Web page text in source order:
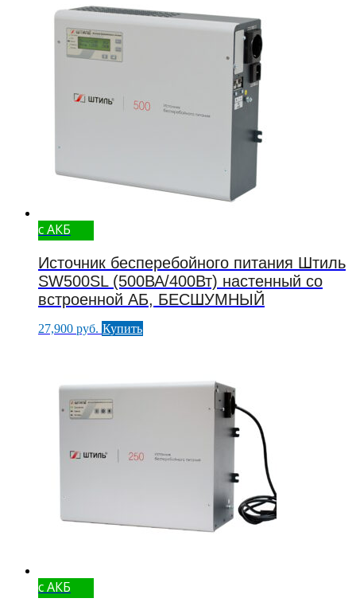
с АКБ
Источник бесперебойного питания Штиль
SW500SL (500ВА/400Вт) настенный со
встроенной АБ, БЕСШУМНЫЙ
27,900 руб. Купить
с АКБ